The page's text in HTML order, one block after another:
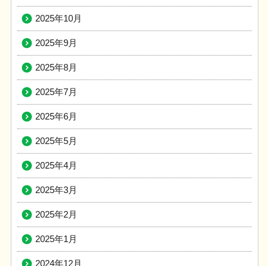
2025年10月
2025年9月
2025年8月
2025年7月
2025年6月
2025年5月
2025年4月
2025年3月
2025年2月
2025年1月
2024年12月